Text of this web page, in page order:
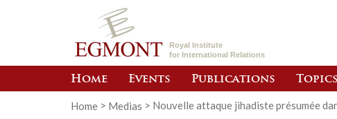
Royal Institute
for International Relations
Home Events Publications Topics
Home > Medias > Nouvelle attaque jihadiste présumée